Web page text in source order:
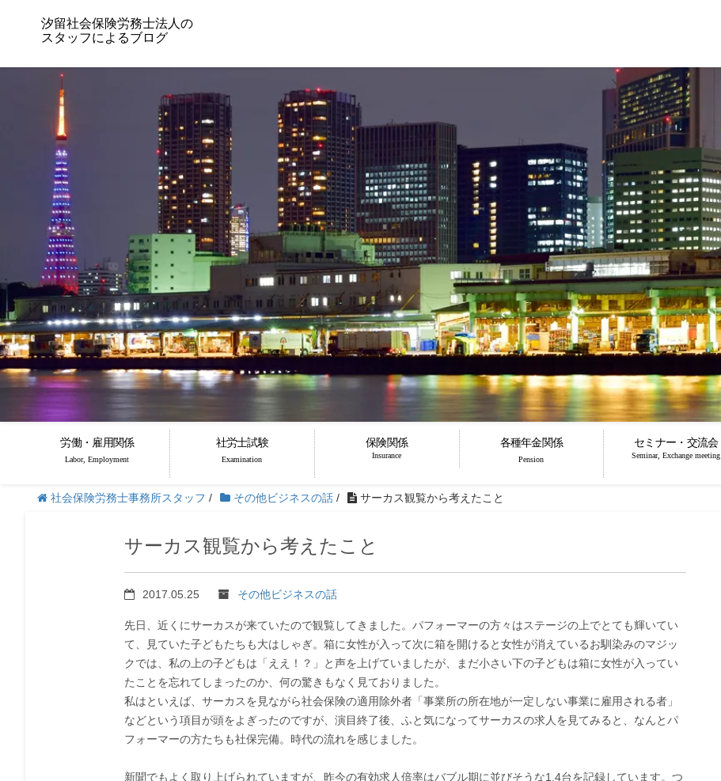
汐留社会保険労務士法人の
スタッフによるブログ
労働・雇用関係
Labor, Employment
社労士試験
Examination
保険関係
Insurance
各種年金関係
Pension
セミナー・交流会
Seminar, Exchange meeting
社会保険労務士事務所スタッフ / その他ビジネスの話 / サーカス観覧から考えたこと
サーカス観覧から考えたこと
2017.05.25 その他ビジネスの話
先日、近くにサーカスが来ていたので観覧してきました。パフォーマーの方々はステージの上でとても輝いてい
て、見ていた子どもたちも大はしゃぎ。箱に女性が入って次に箱を開けると女性が消えているお馴染みのマジッ
クでは、私の上の子どもは「ええ！？」と声を上げていましたが、まだ小さい下の子どもは箱に女性が入ってい
たことを忘れてしまったのか、何の驚きもなく見ておりました。
私はといえば、サーカスを見ながら社会保険の適用除外者「事業所の所在地が一定しない事業に雇用される者」
などという項目が頭をよぎったのですが、演目終了後、ふと気になってサーカスの求人を見てみると、なんとパ
フォーマーの方たちも社保完備。時代の流れを感じました。
新聞でもよく取り上げられていますが、昨今の有効求人倍率はバブル期に並びそうな1.4台を記録しています。つ